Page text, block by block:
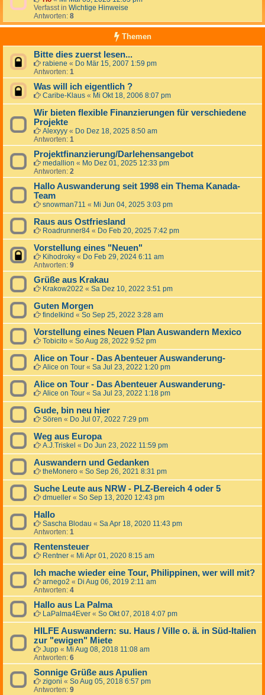
Verfasst in Wichtige Hinweise
Antworten: 8
Themen
Bitte dies zuerst lesen...
rabiene « Do Mär 15, 2007 1:59 pm
Antworten: 1
Was will ich eigentlich ?
Caribe-Klaus « Mi Okt 18, 2006 8:07 pm
Wir bieten flexible Finanzierungen für verschiedene
Projekte
Alexyyy « Do Dez 18, 2025 8:50 am
Antworten: 1
Projektfinanzierung/Darlehensangebot
medallion « Mo Dez 01, 2025 12:33 pm
Antworten: 2
Hallo Auswanderung seit 1998 ein Thema Kanada-
Team
snowman711 « Mi Jun 04, 2025 3:03 pm
Raus aus Ostfriesland
Roadrunner84 « Do Feb 20, 2025 7:42 pm
Vorstellung eines "Neuen"
Kihodroky « Do Feb 29, 2024 6:11 am
Antworten: 9
Grüße aus Krakau
Krakow2022 « Sa Dez 10, 2022 3:51 pm
Guten Morgen
findelkind « So Sep 25, 2022 3:28 am
Vorstellung eines Neuen Plan Auswandern Mexico
Tobicito « So Aug 28, 2022 9:52 pm
Alice on Tour - Das Abenteuer Auswanderung-
Alice on Tour « Sa Jul 23, 2022 1:20 pm
Alice on Tour - Das Abenteuer Auswanderung-
Alice on Tour « Sa Jul 23, 2022 1:18 pm
Gude, bin neu hier
Sören « Do Jul 07, 2022 7:29 pm
Weg aus Europa
A.J.Triskel « Do Jun 23, 2022 11:59 pm
Auswandern und Gedanken
theMonero « So Sep 26, 2021 8:31 pm
Suche Leute aus NRW - PLZ-Bereich 4 oder 5
dmueller « So Sep 13, 2020 12:43 pm
Hallo
Sascha Blodau « Sa Apr 18, 2020 11:43 pm
Antworten: 1
Rentensteuer
Rentner « Mi Apr 01, 2020 8:15 am
Ich mache wieder eine Tour, Philippinen, wer will mit?
arnego2 « Di Aug 06, 2019 2:11 am
Antworten: 4
Hallo aus La Palma
LaPalma4Ever « So Okt 07, 2018 4:07 pm
HILFE Auswandern: su. Haus / Ville o. ä. in Süd-Italien
zur "ewigen" Miete
Jupp « Mi Aug 08, 2018 11:08 am
Antworten: 6
Sonnige Grüße aus Apulien
zigoni « So Aug 05, 2018 6:57 pm
Antworten: 9